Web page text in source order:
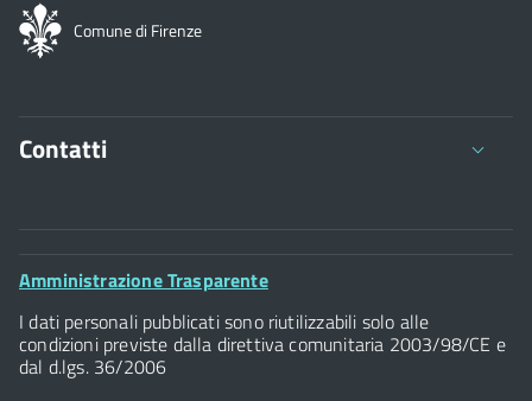
Comune di Firenze
Contatti
Comune di Firenze
Palazzo Vecchio
Piazza della Signoria - 50122, Firenze
P.IVA 01307110484
Footer
Amministrazione Trasparente
I dati personali pubblicati sono riutilizzabili solo alle
condizioni previste dalla direttiva comunitaria 2003/98/CE e
dal d.lgs. 36/2006